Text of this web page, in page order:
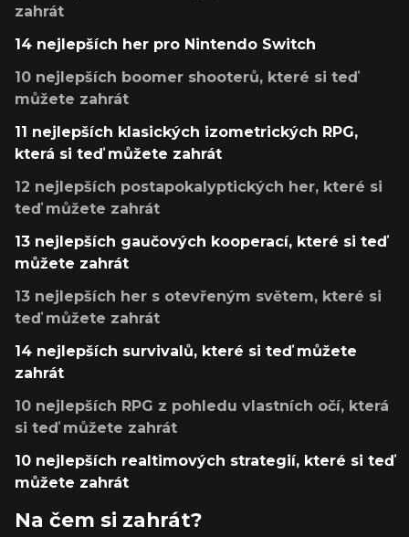
zahrát
14 nejlepších her pro Nintendo Switch
10 nejlepších boomer shooterů, které si teď
můžete zahrát
11 nejlepších klasických izometrických RPG,
která si teď můžete zahrát
12 nejlepších postapokalyptických her, které si
teď můžete zahrát
13 nejlepších gaučových kooperací, které si teď
můžete zahrát
13 nejlepších her s otevřeným světem, které si
teď můžete zahrát
14 nejlepších survivalů, které si teď můžete
zahrát
10 nejlepších RPG z pohledu vlastních očí, která
si teď můžete zahrát
10 nejlepších realtimových strategií, které si teď
můžete zahrát
Na čem si zahrát?